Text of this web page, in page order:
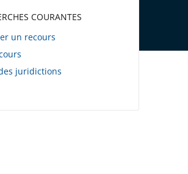
COURANTES
un recours
juridictions